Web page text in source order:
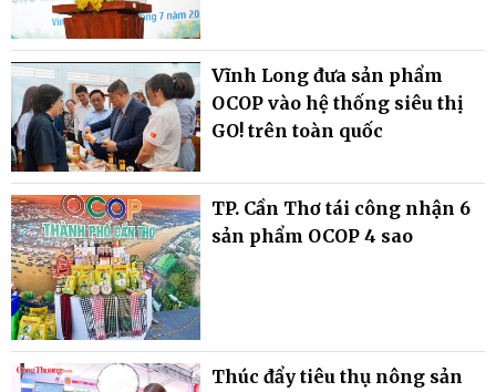
Vĩnh Long đưa sản phẩm
OCOP vào hệ thống siêu thị
GO! trên toàn quốc
TP. Cần Thơ tái công nhận 6
sản phẩm OCOP 4 sao
Thúc đẩy tiêu thụ nông sản